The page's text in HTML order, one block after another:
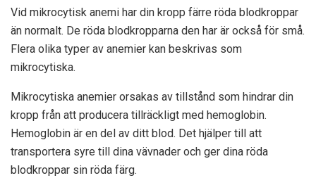
Vid mikrocytisk anemi har din kropp färre röda blodkroppar
än normalt. De röda blodkropparna den har är också för små.
Flera olika typer av anemier kan beskrivas som
mikrocytiska.
Mikrocytiska anemier orsakas av tillstånd som hindrar din
kropp från att producera tillräckligt med hemoglobin.
Hemoglobin är en del av ditt blod. Det hjälper till att
transportera syre till dina vävnader och ger dina röda
blodkroppar sin röda färg.